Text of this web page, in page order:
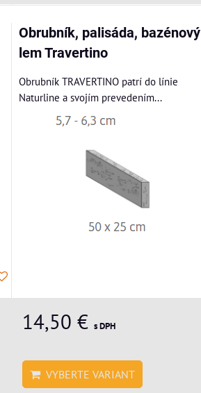
Obrubník, palisáda, bazénový
lem Travertino
Obrubník TRAVERTINO patrí do línie
Naturline a svojím prevedením...
14,50 € s DPH
VYBERTE VARIANT